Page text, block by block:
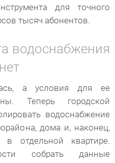
для точного
тысяч абонентов.
водоснабжения
а условия для ее
Теперь городской
водоснабжение
дома и, наконец,
отдельной квартире.
собрать данные